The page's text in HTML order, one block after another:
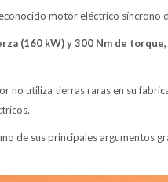
motor eléctrico síncrono
(160 kW) y 300 Nm de torque,
no utiliza tierras raras en su
de sus principales argumentos